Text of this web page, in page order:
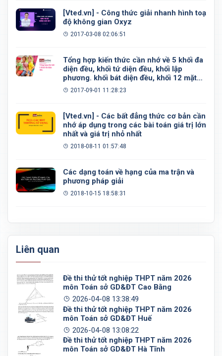
[Vted.vn] - Công thức giải nhanh hình toạ
độ không gian Oxyz
2017-03-08 02:06:51
Tổng hợp kiến thức cần nhớ về 5 khối đa
diện đều, khối tứ diện đều, khối lập
phương. khối bát diện đều, khối 12 mặt
đều, khối 20 mặt đều
2017-09-01 11:28:23
[Vted.vn] - Các bất đẳng thức cơ bản cần
nhớ áp dụng trong các bài toán giá trị lớn
nhất và giá trị nhỏ nhất
2018-08-11 01:57:48
Các dạng toán về hạng của ma trận và
phương pháp giải
2018-10-15 18:58:31
Liên quan
Đề thi thử tốt nghiệp THPT năm 2026
môn Toán sở GD&ĐT Cao Bằng
2026-04-08 13:38:49
Đề thi thử tốt nghiệp THPT năm 2026
môn Toán sở GD&ĐT Huế
2026-04-08 13:08:22
Đề thi thử tốt nghiệp THPT năm 2026
môn Toán sở GD&ĐT Hà Tĩnh